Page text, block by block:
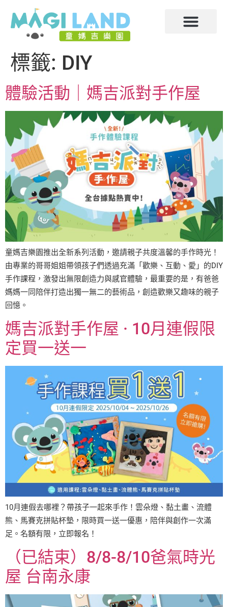
標籤: DIY
體驗活動｜媽吉派對手作屋
童媽吉樂園推出全新系列活動，邀請親子共度溫馨的手作時光！
由專業的哥哥姐姐帶領孩子們透過充滿「歡樂、互動、愛」的DIY
手作課程，激發出無限創造力與感官體驗，最重要的是，有爸爸
媽媽一同陪伴打造出獨一無二的藝術品，創造歡樂又趣味的親子
回憶。
媽吉派對手作屋 · 10月連假限
定買一送一
10月連假去哪裡？帶孩子一起來手作！雲朵燈、黏土畫、流體
熊、馬賽克拼貼杯墊，限時買一送一優惠，陪伴與創作一次滿
足。名額有限，立即報名！
（已結束）8/8-8/10爸氣時光
屋 台南永康